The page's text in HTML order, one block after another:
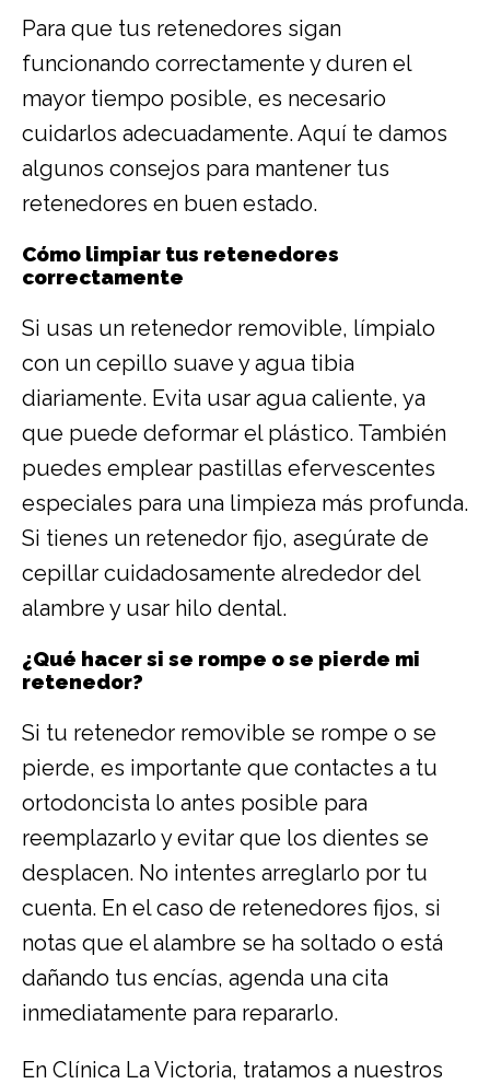
Para que tus retenedores sigan
funcionando correctamente y duren el
mayor tiempo posible, es necesario
cuidarlos adecuadamente. Aquí te damos
algunos consejos para mantener tus
retenedores en buen estado.
Cómo limpiar tus retenedores
correctamente
Si usas un retenedor removible, límpialo
con un cepillo suave y agua tibia
diariamente. Evita usar agua caliente, ya
que puede deformar el plástico. También
puedes emplear pastillas efervescentes
especiales para una limpieza más profunda.
Si tienes un retenedor fijo, asegúrate de
cepillar cuidadosamente alrededor del
alambre y usar hilo dental.
¿Qué hacer si se rompe o se pierde mi
retenedor?
Si tu retenedor removible se rompe o se
pierde, es importante que contactes a tu
ortodoncista lo antes posible para
reemplazarlo y evitar que los dientes se
desplacen. No intentes arreglarlo por tu
cuenta. En el caso de retenedores fijos, si
notas que el alambre se ha soltado o está
dañando tus encías, agenda una cita
inmediatamente para repararlo.
En Clínica La Victoria, tratamos a nuestros